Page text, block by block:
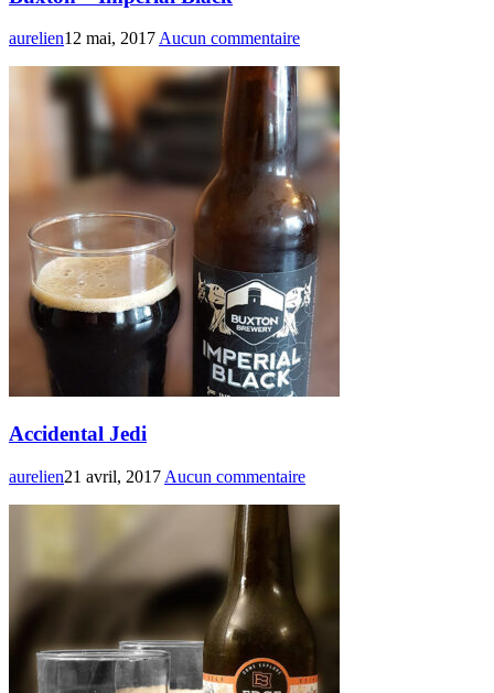
aurelien12 mai, 2017Aucun commentaire
Accidental Jedi
aurelien21 avril, 2017 Aucun commentaire